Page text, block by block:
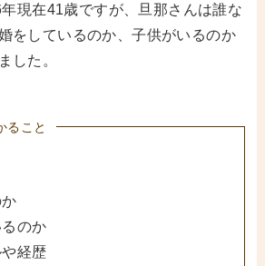
現在41歳ですが、旦那さんは誰な
をしているのか、子供がいるのか
した。
ること
るのか
や経歴